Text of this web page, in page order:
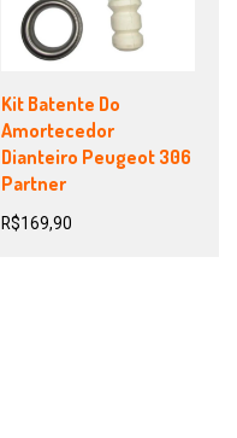
Kit Batente Do
Amortecedor
Dianteiro Peugeot 306
Partner
R$169,90